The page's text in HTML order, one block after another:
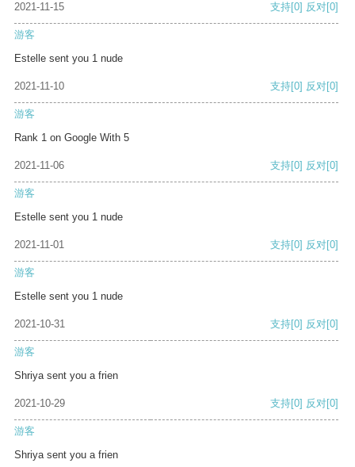
2021-11-15 支持[0] 反对[0]
游客
Estelle sent you 1 nude
2021-11-10 支持[0] 反对[0]
游客
Rank 1 on Google With 5
2021-11-06 支持[0] 反对[0]
游客
Estelle sent you 1 nude
2021-11-01 支持[0] 反对[0]
游客
Estelle sent you 1 nude
2021-10-31 支持[0] 反对[0]
游客
Shriya sent you a frien
2021-10-29 支持[0] 反对[0]
游客
Shriya sent you a frien